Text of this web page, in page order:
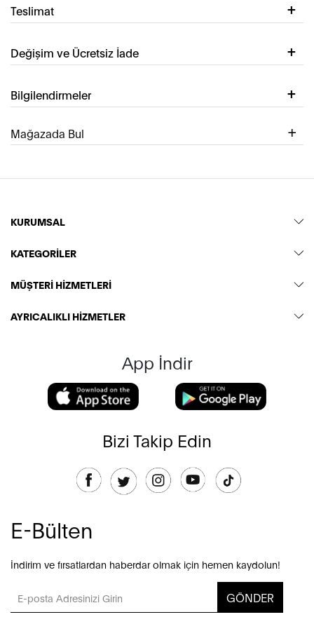
Teslimat
Değişim ve Ücretsiz İade
Bilgilendirmeler
Mağazada Bul
KURUMSAL
KATEGORİLER
MÜŞTERİ HİZMETLERİ
AYRICALIKLI HİZMETLER
App İndir
Bizi Takip Edin
E-Bülten
İndirim ve fırsatlardan haberdar olmak için hemen kaydolun!
GÖNDER